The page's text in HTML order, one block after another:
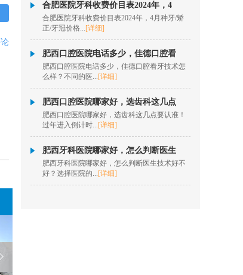
擅长项目：半口、全口
数字化种植、即拔即
在线咨询
欧阳昌
擅长项目：数字化隐形
正畸、牙齿美学正畸、
固定矫...
洪菲
擅长项目：固定矫正、
合肥医院牙科收费价目表2024年，4
合肥医院牙科收费价目表2024年，4月种牙/矫
正/牙冠价格...[详细]
肥西口腔医院电话多少，佳德口腔看
肥西口腔医院电话多少，佳德口腔看牙技术怎
么样？不同的医...[详细]
肥西口腔医院哪家好，选齿科这几点
肥西口腔医院哪家好，选齿科这几点要认准！
过年进入倒计时...[详细]
肥西牙科医院哪家好，怎么判断医生
肥西牙科医院哪家好，怎么判断医生技术好不
好？选择医院的...[详细]